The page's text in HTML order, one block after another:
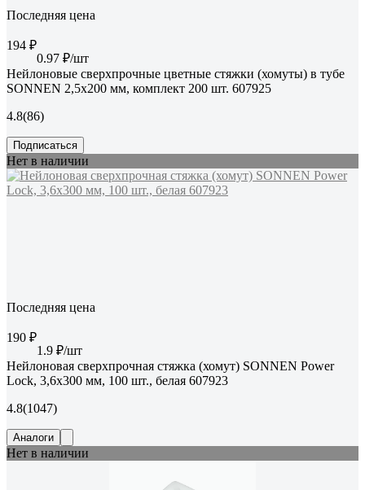
Последняя цена
194 ₽
0.97 ₽/шт
Нейлоновые сверхпрочные цветные стяжки (хомуты) в тубе
SONNEN 2,5x200 мм, комплект 200 шт. 607925
4.8(86)
Подписаться
Нет в наличии
Последняя цена
190 ₽
1.9 ₽/шт
Нейлоновая сверхпрочная стяжка (хомут) SONNEN Power
Lock, 3,6x300 мм, 100 шт., белая 607923
4.8(1047)
Аналоги
Нет в наличии